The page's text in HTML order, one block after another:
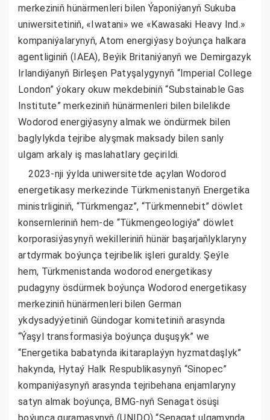
merkeziniň hünärmenleri bilen Ýaponiýanyň Sukuba
uniwersitetiniň, «Iwatani» we «Kawasaki Heavy Ind.»
kompaniýalarynyň, Atom energiýasy boýunça halkara
agentliginiň (IAEA), Beýik Britaniýanyň we Demirgazyk
Irlandiýanyň Birleşen Patyşalygynyň “Imperial College
London” ýokary okuw mekdebiniň “Substainable Gas
Institute” merkeziniň hünärmenleri bilen bilelikde
Wodorod energiýasyny almak we öndürmek bilen
baglylykda tejribe alyşmak maksady bilen sanly
ulgam arkaly iş maslahatlary geçirildi.
2023-nji ýylda uniwersitetde açylan Wodorod
energetikasy merkezinde Türkmenistanyň Energetika
ministrliginiň, “Türkmengaz”, “Türkmennebit” döwlet
konsernleriniň hem-de “Tükmengeologiýa” döwlet
korporasiýasynyň wekilleriniň hünär başarjaňlyklaryny
artdyrmak boýunça tejribelik işleri guraldy. Şeýle
hem, Türkmenistanda wodorod energetikasy
pudagyny ösdürmek boýunça Wodorod energetikasy
merkeziniň hünärmenleri bilen German
ykdysadyýetiniň Gündogar komitetiniň arasynda
“Ýaşyl transformasiýa boýunça duşuşyk” we
“Energetika babatynda ikitaraplaýyn hyzmatdaşlyk”
hakynda, Hytaý Halk Respublikasynyň “Sinopec”
kompaniýasynyň arasynda tejribehana enjamlaryny
satyn almak boýunça, BMG-nyň Senagat ösüşi